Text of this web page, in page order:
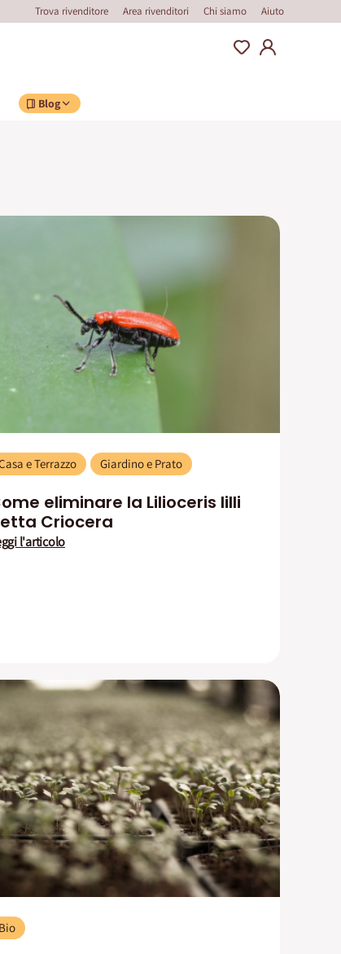
Trova rivenditore Area rivenditori Chi siamo Aiuto
Blog
e Terrazzo Giardino e Prato
eliminare la Lilioceris lilli
Criocera
l'articolo
Bio